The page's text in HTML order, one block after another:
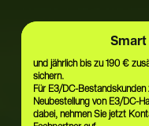
und jährlich bis zu 190 €
sichern.
Für E3/DC-
Neubestellung von E3/DC-
dabei, nehmen Sie jetzt